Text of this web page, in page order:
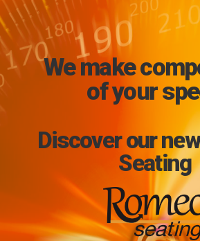
We make
of your
Discover our
Seating